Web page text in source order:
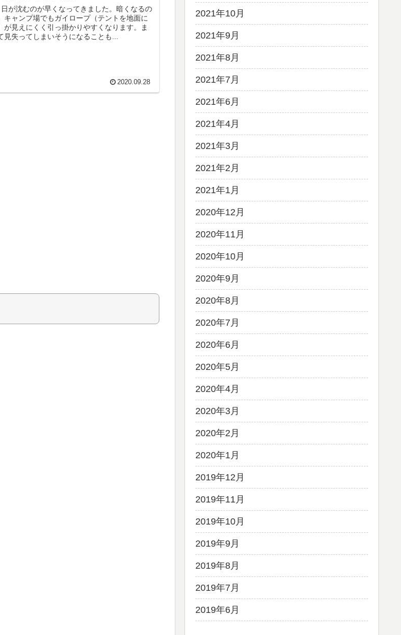
が沈むのが早くなってきました。暗くなるの
キャンプ場でもガイロープ（テントを地面に
が見えにくく引っ掛かりやすくなります。ま
失ってしまいそうになることも...
2020.09.28
2021年10月
2021年9月
2021年8月
2021年7月
2021年6月
2021年4月
2021年3月
2021年2月
2021年1月
2020年12月
2020年11月
2020年10月
2020年9月
2020年8月
2020年7月
2020年6月
2020年5月
2020年4月
2020年3月
2020年2月
2020年1月
2019年12月
2019年11月
2019年10月
2019年9月
2019年8月
2019年7月
2019年6月